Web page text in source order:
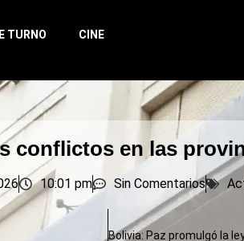
TURNO CINE
conflictos en las
10:01 pm Sin Comentarios